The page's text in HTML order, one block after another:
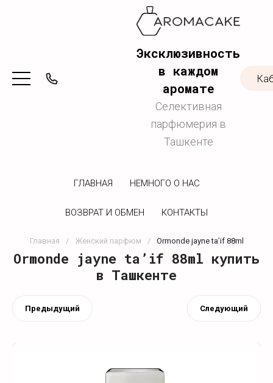
Эксклюзивность
в каждом
аромате
Селективная
парфюмерия в
Ташкенте
ГЛАВНАЯ НЕМНОГО О НАС
ВОЗВРАТ И ОБМЕН КОНТАКТЫ
Главная / Женский парфюм / Ormonde jayne ta’if 88ml
Ormonde jayne ta’if 88ml купить
в Ташкенте
Предыдущий Следующий